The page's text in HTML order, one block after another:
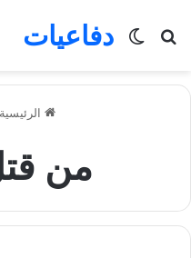
دفاعيات
بحث
الوضع
الرئيسية
من